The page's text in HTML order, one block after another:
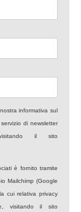
informativa sul
di newsletter
il sito
è fornito tramite
Mailchimp (Google
cui relativa privacy
visitando il sito